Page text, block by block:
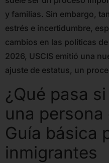
y familias. Sin embargo,
estrés e incertidumbre,
cambios en las políticas
2026, USCIS emitió una
ajuste de estatus, un
¿Qué pasa
una persona
Guía básica
inmigrantes